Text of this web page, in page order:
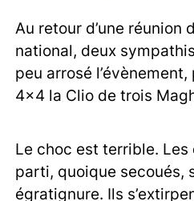
Au retour d’une réunion
national, deux
peu arrosé
4x4 la Clio de trois
Le choc est terrible.
parti, quoique secoués,
égratignure. Ils